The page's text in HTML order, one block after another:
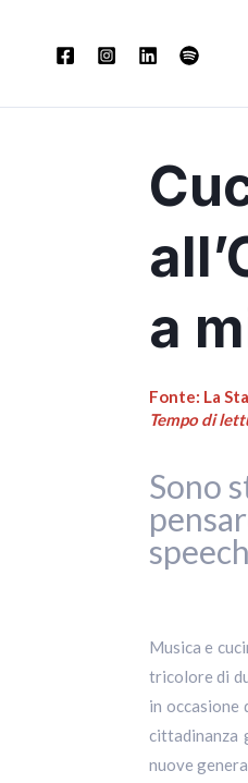
a
Fonte: La
Tempo di
Sono
Musica e
tricolore di
in occasione
cittadinanza
nuove